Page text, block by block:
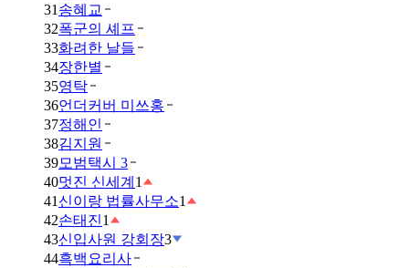
31 송혜교
32폭군의 셰프
33화려한 날들
34장한별
35영탁
36언더커버 미쓰홍
37정해인
38김지원
39모범택시 3
40멋진 신세계 1
41 신이랑 법률사무소1
42손태진1
43신입사원 강회장3
44흑백요리사